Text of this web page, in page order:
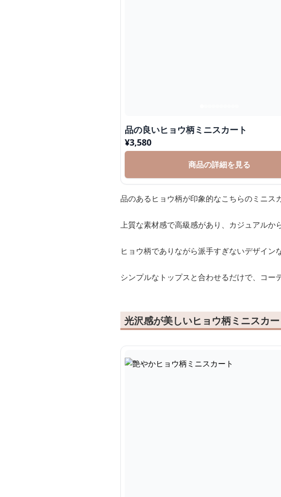
品の良いヒョウ柄ミニスカート
¥3,580
商品の詳細を見る
品のあるヒョウ柄が印象的なこちらのミニス
上質な素材感で高級感があり、カジュアルか
ヒョウ柄でありながら派手すぎないデザイン
シンプルなトップスと合わせるだけで、コー
光沢感が美しいヒョウ柄ミニスカー